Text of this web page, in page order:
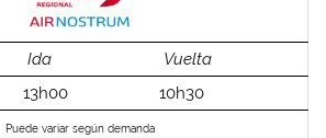
Ida
Vuelta
13h00 10h30
Puede variar según demanda